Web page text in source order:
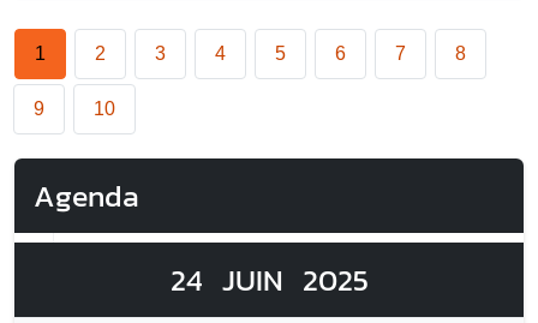
1 2 3 4 5 6 7 8
9 10
Agenda
24 JUIN 2025